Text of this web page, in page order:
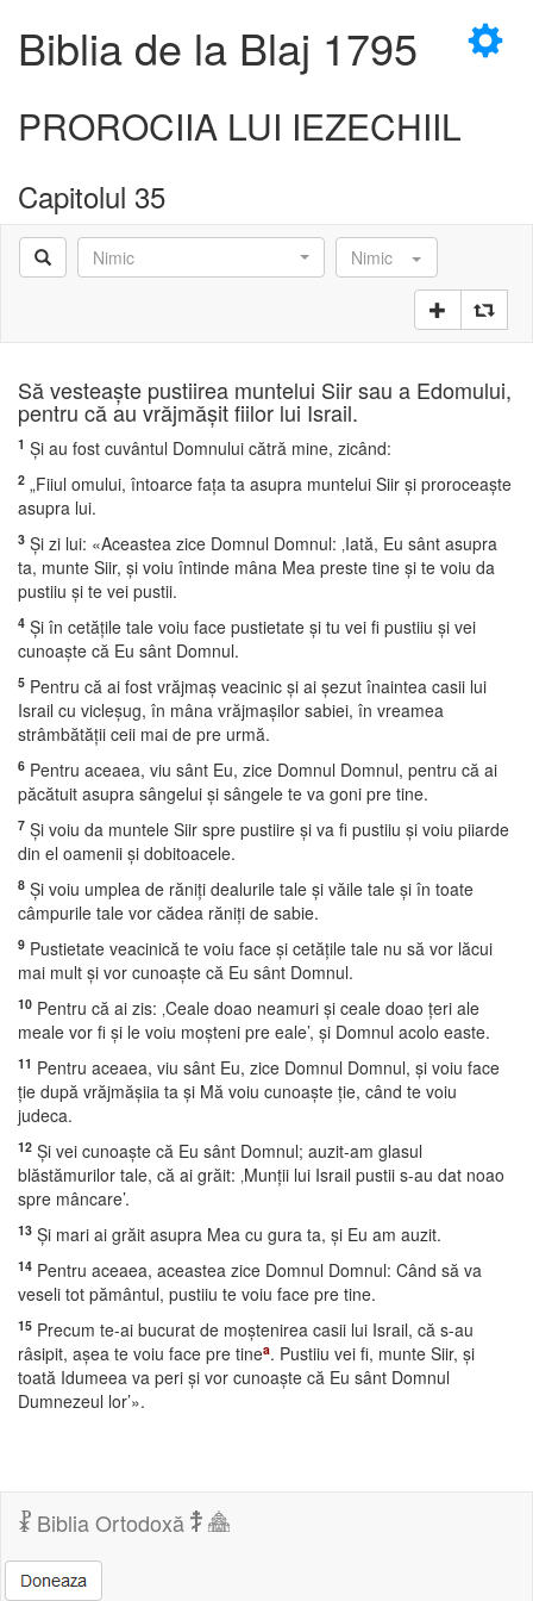
×
Biblia de la Blaj 1795
PROROCIIA LUI IEZECHIIL
Capitolul 35
Nimic Nimic
Să vesteaşte pustiirea muntelui Siir sau a Edomului,
pentru că au vrăjmăşit fiilor lui Israil.
1 Şi au fost cuvântul Domnului cătră mine, zicând:
2 „Fiiul omului, întoarce faţa ta asupra muntelui Siir şi proroceaşte
asupra lui.
3 Şi zi lui: «Aceastea zice Domnul Domnul: ‚Iată, Eu sânt asupra
ta, munte Siir, şi voiu întinde mâna Mea preste tine şi te voiu da
pustiiu şi te vei pustii.
4 Şi în cetăţile tale voiu face pustietate şi tu vei fi pustiiu şi vei
cunoaşte că Eu sânt Domnul.
5 Pentru că ai fost vrăjmaş veacinic şi ai şezut înaintea casii lui
Israil cu vicleşug, în mâna vrăjmaşilor sabiei, în vreamea
strâmbătăţii ceii mai de pre urmă.
6 Pentru aceaea, viu sânt Eu, zice Domnul Domnul, pentru că ai
păcătuit asupra sângelui şi sângele te va goni pre tine.
7 Şi voiu da muntele Siir spre pustiire şi va fi pustiiu şi voiu piiarde
din el oamenii şi dobitoacele.
8 Şi voiu umplea de răniţi dealurile tale şi văile tale şi în toate
câmpurile tale vor cădea răniţi de sabie.
9 Pustietate veacinică te voiu face şi cetăţile tale nu să vor lăcui
mai mult şi vor cunoaşte că Eu sânt Domnul.
10 Pentru că ai zis: ‚Ceale doao neamuri şi ceale doao ţeri ale
meale vor fi şi le voiu moşteni pre eale’, şi Domnul acolo easte.
11 Pentru aceaea, viu sânt Eu, zice Domnul Domnul, şi voiu face
ţie după vrăjmăşiia ta şi Mă voiu cunoaşte ţie, când te voiu
judeca.
12 Şi vei cunoaşte că Eu sânt Domnul; auzit-am glasul
blăstămurilor tale, că ai grăit: ‚Munţii lui Israil pustii s-au dat noao
spre mâncare’.
13 Şi mari ai grăit asupra Mea cu gura ta, şi Eu am auzit.
14 Pentru aceaea, aceastea zice Domnul Domnul: Când să va
veseli tot pământul, pustiiu te voiu face pre tine.
15 Precum te-ai bucurat de moştenirea casii lui Israil, că s-au
râsipit, aşea te voiu face pre tinea. Pustiiu vei fi, munte Siir, şi
toată Idumeea va peri şi vor cunoaşte că Eu sânt Domnul
Dumnezeul lor’».
Biblia Ortodoxă